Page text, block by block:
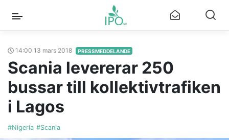
14:00 13 mars 2018 PRESSMEDDELANDE
Scania levererar 250
bussar till kollektivtrafiken
i Lagos
#Nigeria #Scania